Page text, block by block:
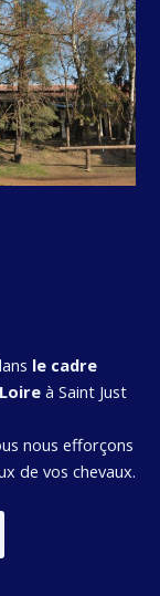
le cadre
à Saint Just
nous efforçons
de vos chevaux.